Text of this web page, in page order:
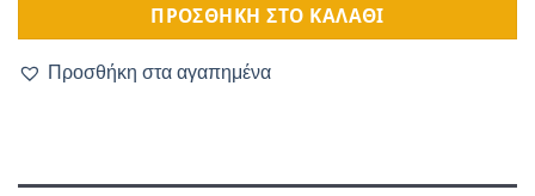
ΠΡΟΣΘΉΚΗ ΣΤΟ ΚΑΛΆΘΙ
Προσθήκη στα αγαπημένα